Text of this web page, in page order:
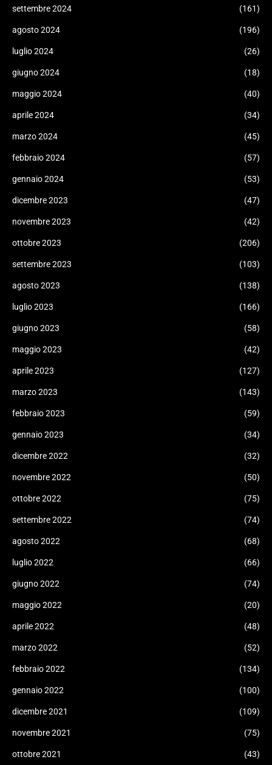
settembre 2024 (161)
agosto 2024 (196)
luglio 2024 (26)
giugno 2024 (18)
maggio 2024 (40)
aprile 2024 (34)
marzo 2024 (45)
febbraio 2024 (57)
gennaio 2024 (53)
dicembre 2023 (47)
novembre 2023 (42)
ottobre 2023 (206)
settembre 2023 (103)
agosto 2023 (138)
luglio 2023 (166)
giugno 2023 (58)
maggio 2023 (42)
aprile 2023 (127)
marzo 2023 (143)
febbraio 2023 (59)
gennaio 2023 (34)
dicembre 2022 (32)
novembre 2022 (50)
ottobre 2022 (75)
settembre 2022 (74)
agosto 2022 (68)
luglio 2022 (66)
giugno 2022 (74)
maggio 2022 (20)
aprile 2022 (48)
marzo 2022 (52)
febbraio 2022 (134)
gennaio 2022 (100)
dicembre 2021 (109)
novembre 2021 (75)
ottobre 2021 (43)